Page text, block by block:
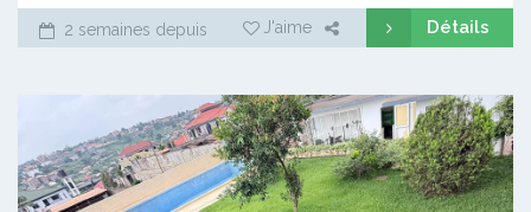
2 semaines depuis J'aime Détails